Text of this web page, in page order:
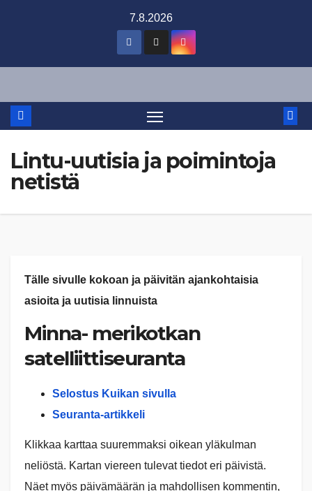
7.8.2026
Lintu-uutisia ja poimintoja
netistä
Tälle sivulle kokoan ja päivitän ajankohtaisia
asioita ja uutisia linnuista
Minna- merikotkan
satelliittiseuranta
Selostus Kuikan sivulla
Seuranta-artikkeli
Klikkaa karttaa suuremmaksi oikean yläkulman
neliöstä. Kartan viereen tulevat tiedot eri päivistä.
Näet myös päivämäärän ja mahdollisen kommentin,